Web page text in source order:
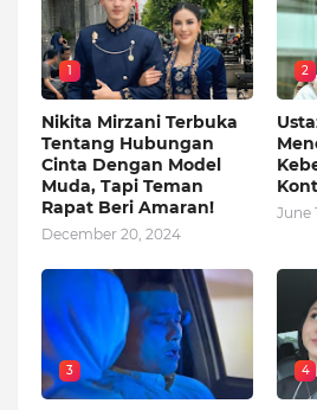
1
Nikita Mirzani Terbuka
Tentang Hubungan
Cinta Dengan Model
Muda, Tapi Teman
Rapat Beri Amaran!
December 20, 2024
2
June
3 4